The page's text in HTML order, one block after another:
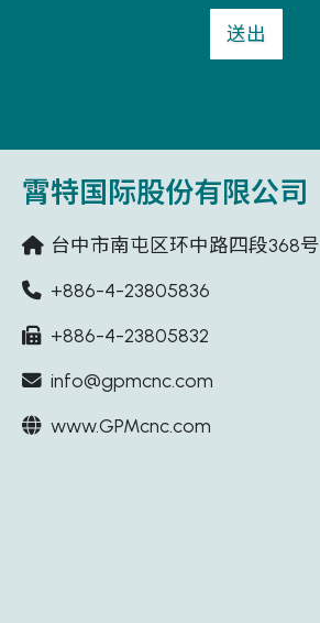
送出
霄特国际股份有限公司
台中市南屯区环中路四段368号
+886-4-23805836
+886-4-23805832
info@gpmcnc.com
www.GPMcnc.com